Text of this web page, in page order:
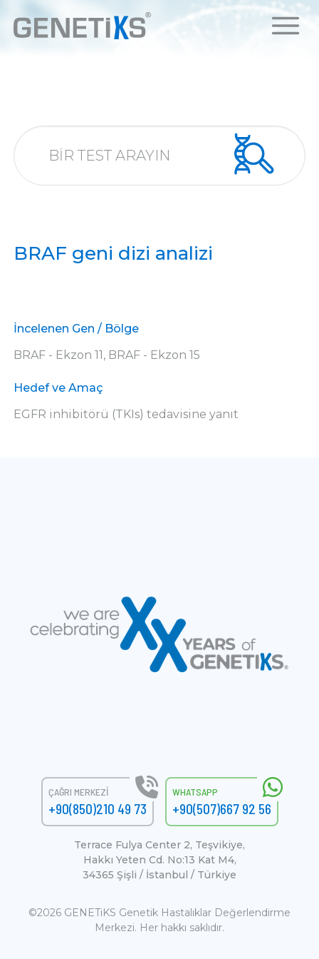
BRAF geni dizi analizi
İncelenen Gen / Bölge
BRAF - Ekzon 11, BRAF - Ekzon 15
Hedef ve Amaç
EGFR inhibitörü (TKIs) tedavisine yanıt
ÇAĞRI MERKEZI
+90(850)210 49 73
WHATSAPP
+90(507)667 92 56
Terrace Fulya Center 2, Teşvikiye,
Hakkı Yeten Cd. No:13 Kat M4,
34365 Şişli / İstanbul / Türkiye
©2026 GENETiKS Genetik Hastalıklar Değerlendirme
Merkezi. Her hakkı saklıdır.